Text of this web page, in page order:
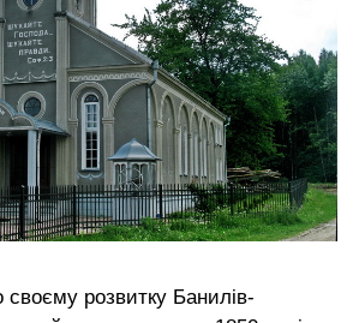
розвитку Банилів-